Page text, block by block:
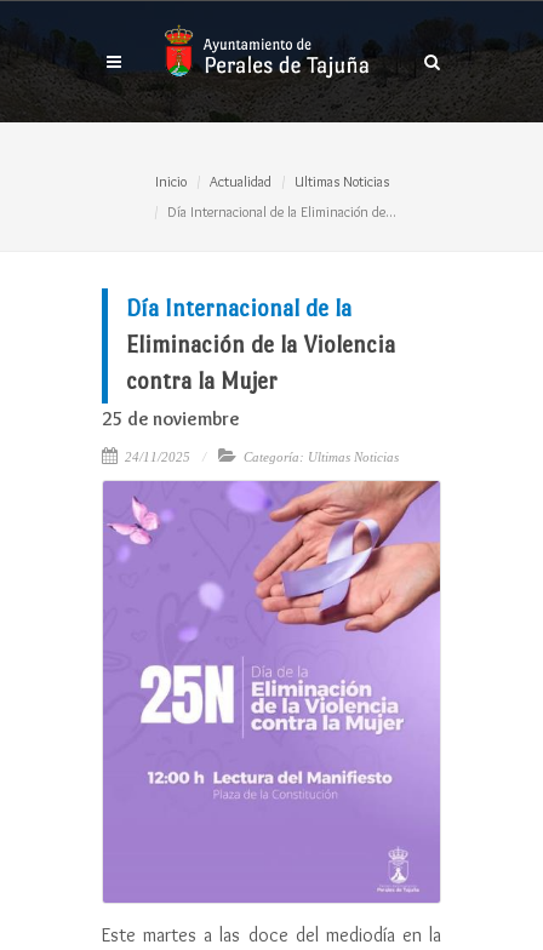
Inicio Actualidad
Ultimas Noticias
Día Internacional de la Eliminación de...
Día Internacional de la
Eliminación de la Violencia
contra la Mujer
25 de noviembre
24/11/2025 Categoría: Ultimas Noticias
Este martes a las doce del mediodía en la